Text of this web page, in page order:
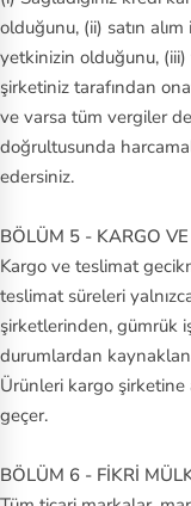
olduğunu, (ii) satın
yetkinizin olduğunu, (iii)
şirketiniz tarafından
ve varsa tüm vergiler
doğrultusunda
edersiniz.
BÖLÜM 5 - KARGO
Kargo ve teslimat
teslimat süreleri
şirketlerinden, gümrük
durumlardan
Ürünleri kargo şirketine
geçer.
BÖLÜM 6 - FİKRİ